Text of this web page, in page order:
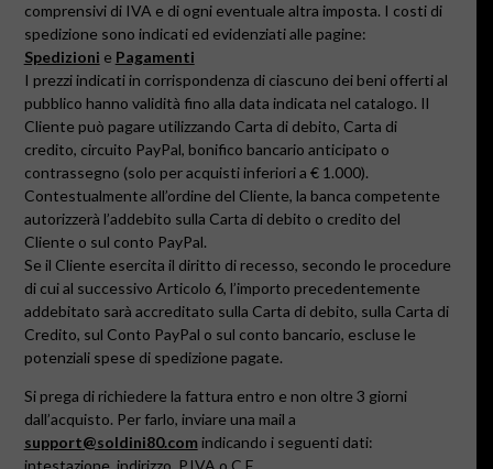
comprensivi di IVA e di ogni eventuale altra imposta. I costi di
spedizione sono indicati ed evidenziati alle pagine:
Spedizioni e Pagamenti
I prezzi indicati in corrispondenza di ciascuno dei beni offerti al
pubblico hanno validità fino alla data indicata nel catalogo. Il
Cliente può pagare utilizzando Carta di debito, Carta di
credito, circuito PayPal, bonifico bancario anticipato o
contrassegno (solo per acquisti inferiori a € 1.000).
Contestualmente all’ordine del Cliente, la banca competente
autorizzerà l’addebito sulla Carta di debito o credito del
Cliente o sul conto PayPal.
Se il Cliente esercita il diritto di recesso, secondo le procedure
di cui al successivo Articolo 6, l’importo precedentemente
addebitato sarà accreditato sulla Carta di debito, sulla Carta di
Credito, sul Conto PayPal o sul conto bancario, escluse le
potenziali spese di spedizione pagate.
Si prega di richiedere la fattura entro e non oltre 3 giorni
dall’acquisto. Per farlo, inviare una mail a
support@soldini80.com indicando i seguenti dati:
intestazione, indirizzo, P.IVA o C.F.